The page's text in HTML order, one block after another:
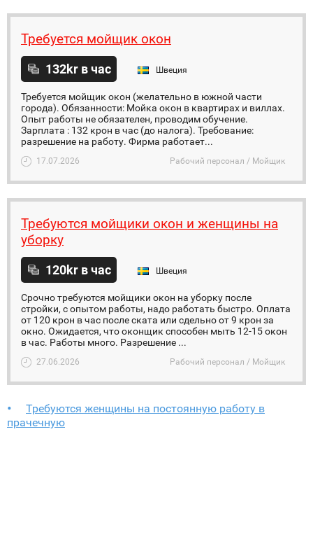
Требуется мойщик окон
132kr в час Швеция
Требуется мойщик окон (желательно в южной части
города). Обязанности: Мойка окон в квартирах и виллах.
Опыт работы не обязателен, проводим обучение.
Зарплата : 132 крон в час (до налога). Требование:
разрешение на работу. Фирма работает...
17.07.2026 Рабочий персонал / Мойщик
Требуются мойщики окон и женщины на
уборку
120kr в час Швеция
Срочно требуются мойщики окон на уборку после
стройки, с опытом работы, надо работать быстро. Оплата
от 120 крон в час после ската или сдельно от 9 крон за
окно. Ожидается, что оконщик способен мыть 12-15 окон
в час. Работы много. Разрешение ...
27.06.2026 Рабочий персонал / Мойщик
Требуются женщины на постоянную работу в
прачечную